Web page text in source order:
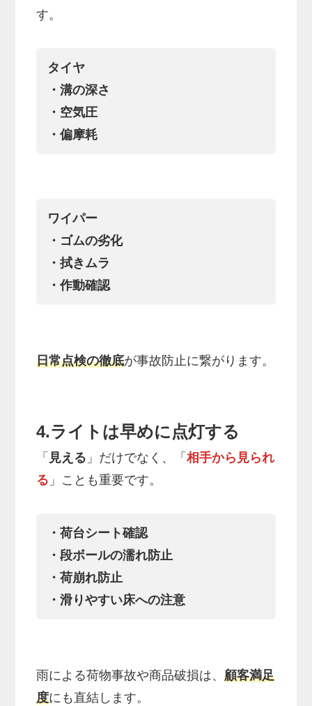
す。
タイヤ
・溝の深さ
・空気圧
・偏摩耗
ワイパー
・ゴムの劣化
・拭きムラ
・作動確認
日常点検の徹底が事故防止に繋がります。
4.ライトは早めに点灯する
「 見える 」だけでなく、「相手から見られ
る 」ことも重要です。
・荷台シート確認
・段ボールの濡れ防止
・荷崩れ防止
・滑りやすい床への注意
雨による荷物事故や商品破損は、顧客満足
度にも直結します。